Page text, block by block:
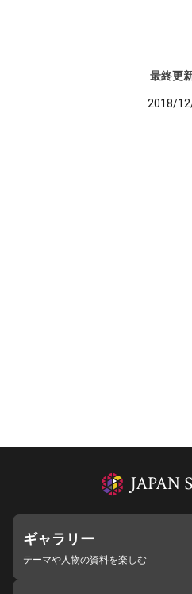
最終更
2018/
ギャラリー
テーマや人物の資料を楽しむ